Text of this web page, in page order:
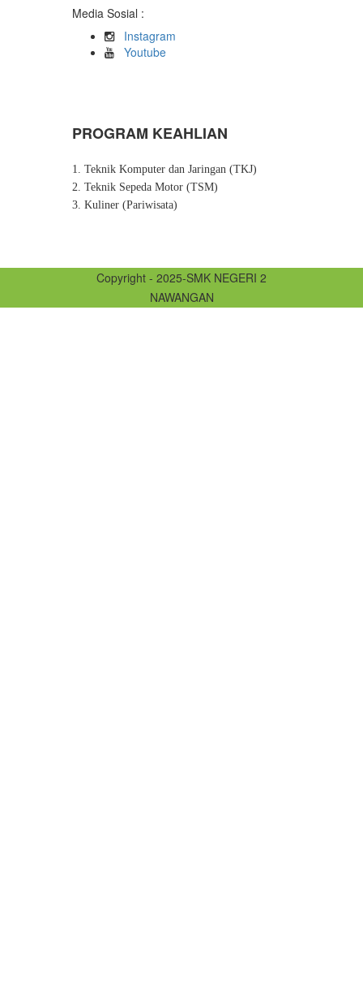
Media Sosial :
Instagram
Youtube
PROGRAM KEAHLIAN
1. Teknik Komputer dan Jaringan (TKJ)
2. Teknik Sepeda Motor (TSM)
3. Kuliner (Pariwisata)
Copyright - 2025-SMK NEGERI 2
NAWANGAN